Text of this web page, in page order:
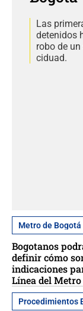
Las
detenidos
robo de
ciduad.
Metro de Bogotá
Bogotanos
definir cómo
indicaciones
Línea del Metro
Procedimientos